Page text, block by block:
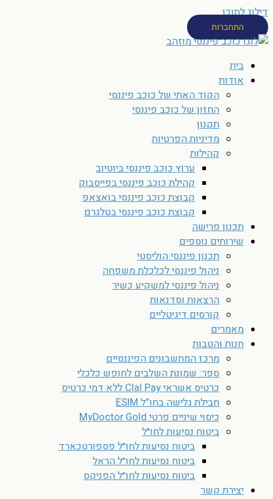
דילוג לתוכן
התחברות
בית
אודות
הקוד האתי של כוכב פיננסי
החזון של כוכב פיננסי
תקנון
מדיניות הפרטיות
קהילות
ערוץ כוכב פיננסי ביוטיוב
קהילת כוכב פיננסי בפייסבוק
קבוצת כוכב פיננסי בואצאפ
קבוצת כוכב פיננסי בטלגרם
תכנון פרישה
שירותים נוספים
תכנון פיננסי הוליסטי
ניהול פיננסי לכלכלת משפחה
ניהול פיננסי למשקיע כשיר
הרצאות וסדנאות
קורסים דיגיטליים
מאמרים
חנות והטבות
מרכז המחשבונים הפיננסיים
ספר: שמונת השלבים לחופש כלכלי
כרטיס אשראי Clal Pay ללא דמי כרטיס
חבילת גלישה בחו”ל ESIM
כיסוי שיניים פרטי MyDoctor Gold
ביטוח נסיעות לחו״ל
ביטוח נסיעות לחו״ל פספורטכארד
ביטוח נסיעות לחו״ל הראל
ביטוח נסיעות לחו״ל הפניקס
יצירת קשר